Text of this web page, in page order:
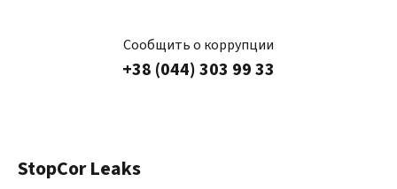
Сообщить о коррупции
+38 (044) 303 99 33
StopCor Leaks